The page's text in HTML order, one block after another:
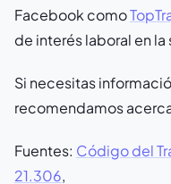
Facebook como
de interés laboral en
Si necesitas
recomendamos
Fuentes: Código del
21.306,